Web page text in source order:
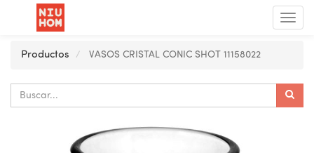
Menú
de
Productos
VASOS CRISTAL CONIC SHOT 11158022